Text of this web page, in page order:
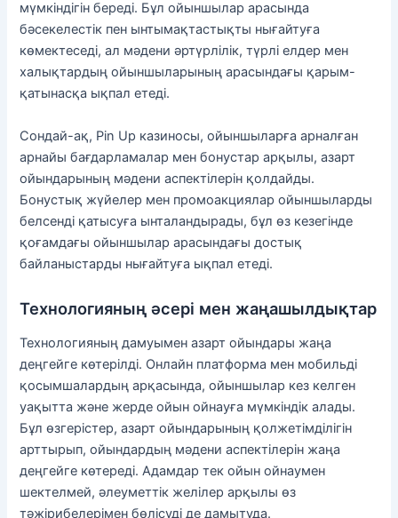
мүмкіндігін береді. Бұл ойыншылар арасында
бәсекелестік пен ынтымақтастықты нығайтуға
көмектеседі, ал мәдени әртүрлілік, түрлі елдер мен
халықтардың ойыншыларының арасындағы қарым-
қатынасқа ықпал етеді.
Сондай-ақ, Pin Up казиносы, ойыншыларға арналған
арнайы бағдарламалар мен бонустар арқылы, азарт
ойындарының мәдени аспектілерін қолдайды.
Бонустық жүйелер мен промоакциялар ойыншыларды
белсенді қатысуға ынталандырады, бұл өз кезегінде
қоғамдағы ойыншылар арасындағы достық
байланыстарды нығайтуға ықпал етеді.
Технологияның әсері мен жаңашылдықтар
Технологияның дамуымен азарт ойындары жаңа
деңгейге көтерілді. Онлайн платформа мен мобильді
қосымшалардың арқасында, ойыншылар кез келген
уақытта және жерде ойын ойнауға мүмкіндік алады.
Бұл өзгерістер, азарт ойындарының қолжетімділігін
арттырып, ойындардың мәдени аспектілерін жаңа
деңгейге көтереді. Адамдар тек ойын ойнаумен
шектелмей, әлеуметтік желілер арқылы өз
тәжірибелерімен бөлісуді де дамытуда.